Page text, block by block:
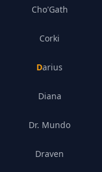
Cho'Gath
Corki
Darius
Diana
Dr. Mundo
Draven